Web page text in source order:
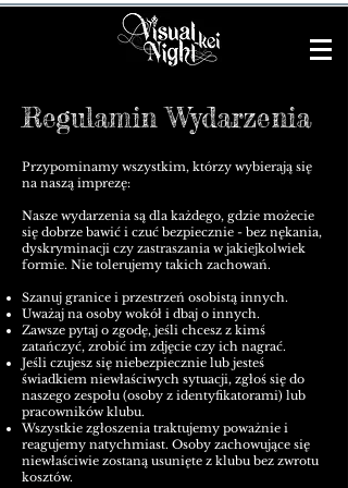
Regulamin Wydarzenia
Przypominamy wszystkim, którzy wybierają się
na naszą imprezę:
Nasze wydarzenia są dla każdego, gdzie możecie
się dobrze bawić i czuć bezpiecznie - bez nękania,
dyskryminacji czy zastraszania w jakiejkolwiek
formie. Nie tolerujemy takich zachowań.
Szanuj granice i przestrzeń osobistą innych.
Uważaj na osoby wokół i dbaj o innych.
Zawsze pytaj o zgodę, jeśli chcesz z kimś
zatańczyć, zrobić im zdjęcie czy ich nagrać.
Jeśli czujesz się niebezpiecznie lub jesteś
świadkiem niewłaściwych sytuacji, zgłoś się do
naszego zespołu (osoby z identyfikatorami) lub
pracowników klubu.
Wszystkie zgłoszenia traktujemy poważnie i
reagujemy natychmiast. Osoby zachowujące się
niewłaściwie zostaną usunięte z klubu bez zwrotu
kosztów.